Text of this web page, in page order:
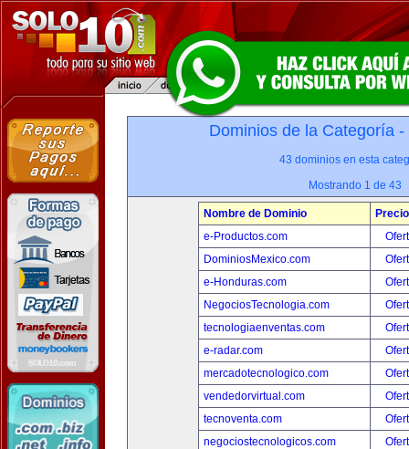
Dominios de la Categoría -
43 dominios en esta
Mostrando 1 de 43
Nombre de Dominio
Precio
e-Productos.com
DominiosMexico.com
e-Honduras.com
NegociosTecnologia.com
tecnologiaenventas.com
e-radar.com
mercadotecnologico.com
vendedorvirtual.com
tecnoventa.com
negociostecnologicos.com